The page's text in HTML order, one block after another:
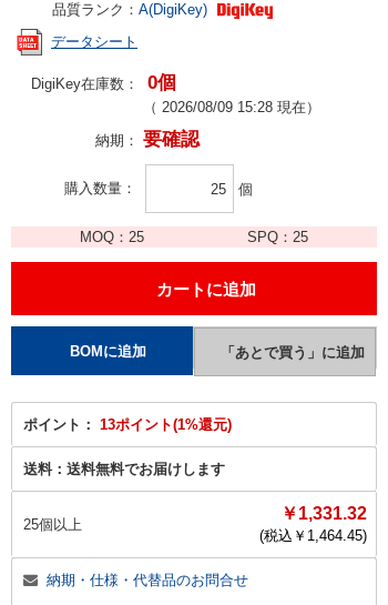
品質ランク： A(DigiKey)
データシート
DigiKey在庫数： 0個
（ 2026/08/09 15:28 現在）
納期： 要確認
購入数量 個
MOQ： 25 SPQ：25
ポイント： 13ポイント(1%還元)
送料： 送料無料でお届けします
25個以上
￥1,331.32
(税込￥ 1,464.45)
納期・仕様・代替品のお問合せ